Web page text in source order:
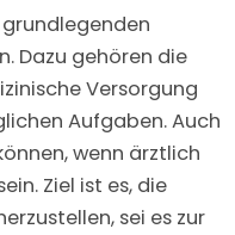
Dazu gehören die
Versorgung
Aufgaben. Auch
wenn ärztlich
Ziel ist es, die
sei es zur